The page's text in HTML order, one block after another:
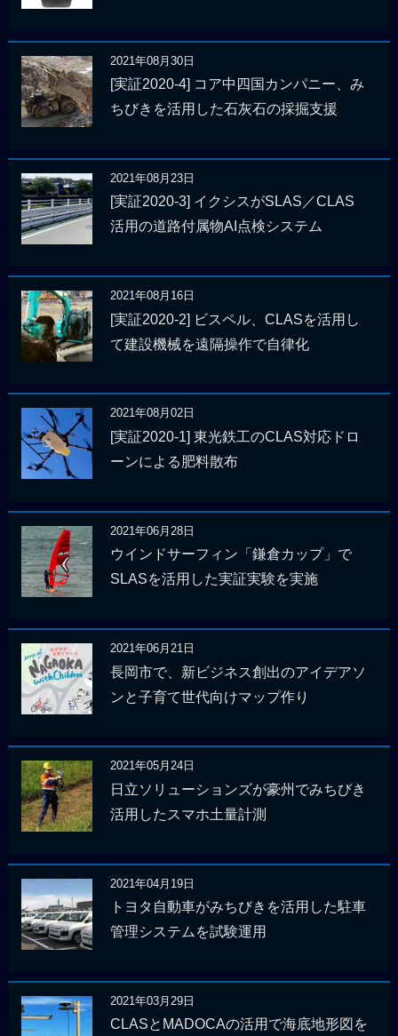
2021年08月30日
[実証2020-4] コア中四国カンパニー、み
ちびきを活用した石灰石の採掘支援
2021年08月23日
[実証2020-3] イクシスがSLAS／CLAS
活用の道路付属物AI点検システム
2021年08月16日
[実証2020-2] ビスペル、CLASを活用し
て建設機械を遠隔操作で自律化
2021年08月02日
[実証2020-1] 東光鉄工のCLAS対応ドロ
ーンによる肥料散布
2021年06月28日
ウインドサーフィン「鎌倉カップ」で
SLASを活用した実証実験を実施
2021年06月21日
長岡市で、新ビジネス創出のアイデアソ
ンと子育て世代向けマップ作り
2021年05月24日
日立ソリューションズが豪州でみちびき
活用したスマホ土量計測
2021年04月19日
トヨタ自動車がみちびきを活用した駐車
管理システムを試験運用
2021年03月29日
CLASとMADOCAの活用で海底地形図を